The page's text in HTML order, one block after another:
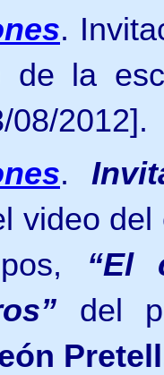
.
de la
08/2012].
.
video
“El
del